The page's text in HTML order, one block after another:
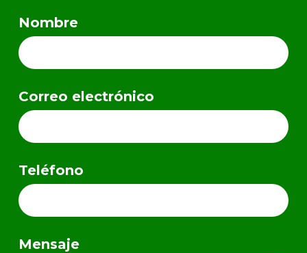
Nombre
Correo electrónico
Teléfono
Mensaje